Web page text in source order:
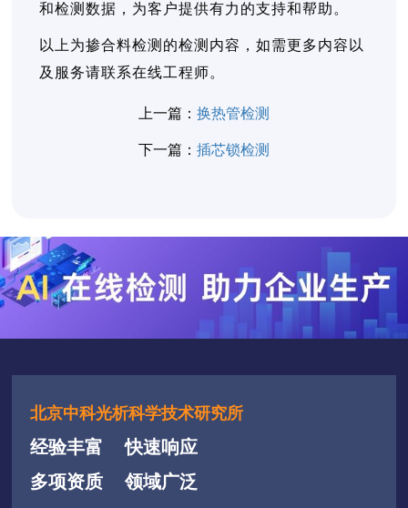
和检测数据，为客户提供有力的支持和帮助。
以上为掺合料检测的检测内容，如需更多内容以
及服务请联系在线工程师。
上一篇： 换热管检测
下一篇： 插芯锁检测
北京中科光析科学技术研究所
经验丰富
快速响应
多项资质
领域广泛